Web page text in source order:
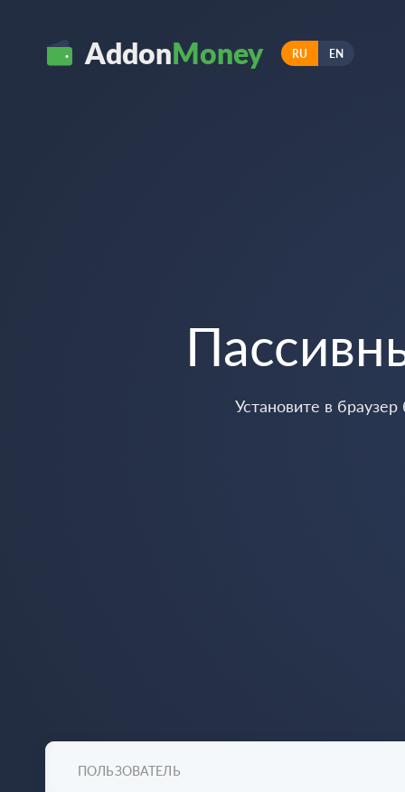
AddonMoney RU EN
Установите в
ПОЛЬЗОВАТЕЛЬ